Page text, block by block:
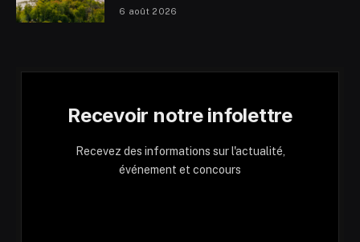
6 août 2026
Recevoir notre infolettre
Recevez des informations sur l'actualité,
événement et concours